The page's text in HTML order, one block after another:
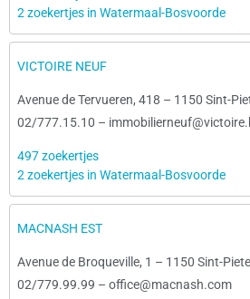
2 zoekertjes in Watermaal-Bosvoorde
VICTOIRE NEUF
Avenue de Tervueren, 418 – 1150 Sint-
02/777.15.10 –
497 zoekertjes
2 zoekertjes in Watermaal-Bosvoorde
MACNASH EST
Avenue de Broqueville, 1 – 1150 Sint-
02/779.99.99 – office@macnash.com